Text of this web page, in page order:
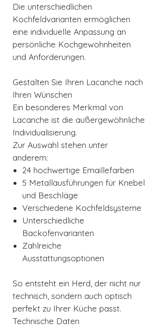
Die unterschiedlichen
Kochfeldvarianten ermöglichen
eine individuelle Anpassung an
persönliche Kochgewohnheiten
und Anforderungen.
Gestalten Sie Ihren Lacanche nach
Ihren Wünschen
Ein besonderes Merkmal von
Lacanche ist die außergewöhnliche
Individualisierung.
Zur Auswahl stehen unter
anderem:
24 hochwertige Emaillefarben
5 Metallausführungen für Knebel
und Beschläge
Verschiedene Kochfeldsysteme
Unterschiedliche
Backofenvarianten
Zahlreiche
Ausstattungsoptionen
So entsteht ein Herd, der nicht nur
technisch, sondern auch optisch
perfekt zu Ihrer Küche passt.
Technische Daten